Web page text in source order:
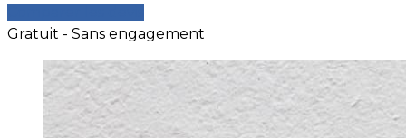
Gratuit - Sans engagement